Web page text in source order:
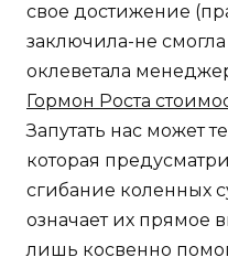
свое достижение
заключила-не
оклеветала
Гормон Роста
Запутать нас может
которая
сгибание коленных
означает их прямое
лишь косвенно